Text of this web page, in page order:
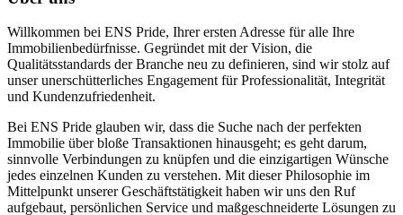
Willkommen bei ENS Pride, Ihrer ersten Adresse für alle Ihre
Immobilienbedürfnisse. Gegründet mit der Vision, die
Qualitätsstandards der Branche neu zu definieren, sind wir stolz auf
unser unerschütterliches Engagement für Professionalität, Integrität
und Kundenzufriedenheit.
Bei ENS Pride glauben wir, dass die Suche nach der perfekten
Immobilie über bloße Transaktionen hinausgeht; es geht darum,
sinnvolle Verbindungen zu knüpfen und die einzigartigen Wünsche
jedes einzelnen Kunden zu verstehen. Mit dieser Philosophie im
Mittelpunkt unserer Geschäftstätigkeit haben wir uns den Ruf
aufgebaut, persönlichen Service und maßgeschneiderte Lösungen zu